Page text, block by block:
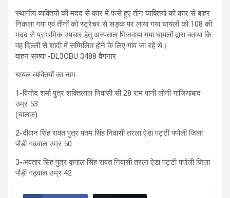
स्थानीय व्यक्तियों की मदद से कार में फंसे हुए तीन व्यक्तियों को कार से बाहर
निकला गया एवं तीनों को स्ट्रेचर से सड़क पर लाया गया घायलों को 108 की
मदद से प्राथमिक उपचार हेतु अस्पताल भिजवाया गया घायलों द्वारा बताया कि
वह दिल्ली से शादी में सम्मिलित होने के लिए गांव जा रहे थे।
वाहन संख्या -DL3CBU 3488 वैगनार
घायल व्यक्तियों का नाम-
1-विनोद शर्मा पुत्र शक्तिलाल निवासी सी 28 राम पानी लोनी गाजियाबाद
उम्र 53
(चालक)
2-दीवान सिंह रावत पुत्र पतम सिंह निवासी तरला ऐडा पट्टी पपोली जिला
पौड़ी गढ़वाल उम्र 50
3-अवतार सिंह पुत्र कृपाल सिंह रावत निवासी तरला ऐडा पट्टी पपोली जिला
पौड़ी गढ़वाल उम्र 42